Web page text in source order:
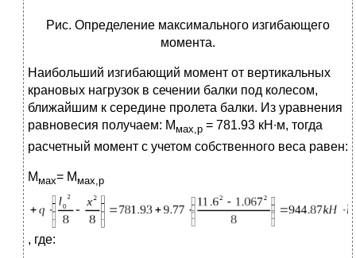
Рис. Определение максимального изгибающего
момента.
Наибольший изгибающий момент от вертикальных
крановых нагрузок в сечении балки под колесом,
ближайшим к середине пролета балки. Из уравнения
равновесия получаем: Ммах,р = 781.93 кН∙м, тогда
расчетный момент с учетом собственного веса равен:
Ммах= Ммах,р
, где: